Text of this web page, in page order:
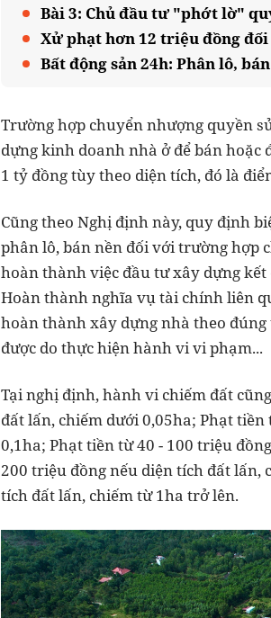
Bài 3: Chủ đầu tư "phớt lờ"
Xử phạt hơn 12 triệu đồng
Bất động sản 24h: Phân lô,
Trường hợp chuyển nhượng quyền
dựng kinh doanh nhà ở để bán hoặc
1 tỷ đồng tùy theo diện tích, đó là
Cũng theo Nghị định này, quy định
phân lô, bán nền đối với trường hợp
hoàn thành việc đầu tư xây dựng
Hoàn thành nghĩa vụ tài chính liên
hoàn thành xây dựng nhà theo đúng
được do thực hiện hành vi vi phạm...
Tại nghị định, hành vi chiếm đất
đất lấn, chiếm dưới 0,05ha; Phạt
0,1ha; Phạt tiền từ 40 - 100 triệu
200 triệu đồng nếu diện tích đất lấn,
tích đất lấn, chiếm từ 1ha trở lên.